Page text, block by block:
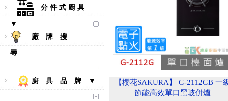
分 件 式 廚 具
▼
廠 牌 搜
尋
廚 具 品 牌 ▼
【櫻花SAKURA】 G-2112GB 一
節能高效單口黑玻併爐